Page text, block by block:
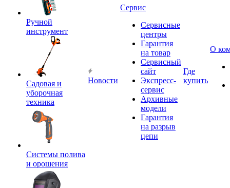
Ручной
инструмент
Садовая и
уборочная
техника
Системы полива
и орошения
Новости
Сервис
Сервисные
центры
Гарантия
на товар
Сервисный
сайт
Экспресс-
сервис
Архивные
модели
Гарантия
на разрыв
цепи
Где
купить
О